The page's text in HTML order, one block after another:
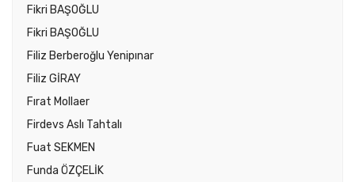
Fikri BAŞOĞLU
Fikri BAŞOĞLU
Filiz Berberoğlu Yenipınar
Filiz GİRAY
Fırat Mollaer
Firdevs Aslı Tahtalı
Fuat SEKMEN
Funda ÖZÇELİK